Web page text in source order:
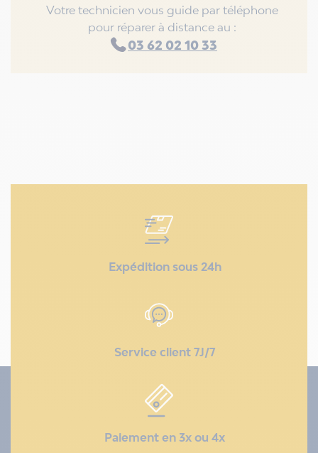
Votre technicien vous guide par téléphone
pour réparer à distance au :
03 62 02 10 33
Expédition sous 24h
Service client 7J/7
Paiement en 3x ou 4x